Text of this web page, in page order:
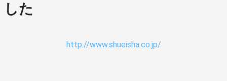
した
http://www.shueisha.co.jp/